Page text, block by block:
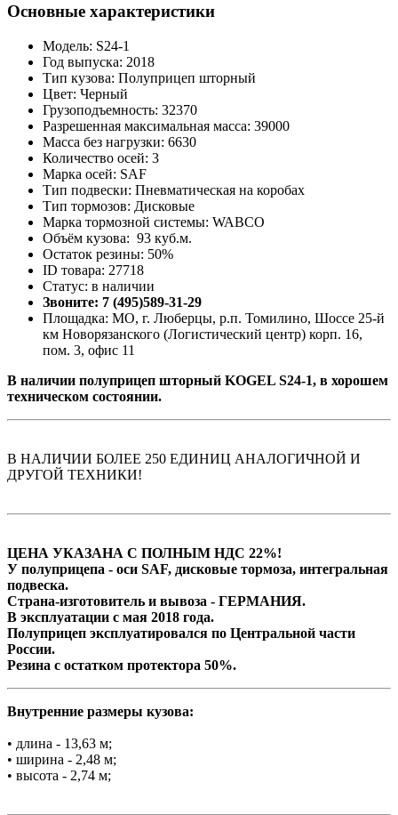
Основные характеристики
Модель: S24-1
Год выпуска: 2018
Тип кузова: Полуприцеп шторный
Цвет: Черный
Грузоподъемность: 32370
Разрешенная максимальная масса: 39000
Масса без нагрузки: 6630
Количество осей: 3
Марка осей: SAF
Тип подвески: Пневматическая на коробах
Тип тормозов: Дисковые
Марка тормозной системы: WABCO
Объём кузова: 93 куб.м.
Остаток резины: 50%
ID товара: 27718
Статус: в наличии
Звоните: 7 (495)589-31-29
Площадка: МО, г. Люберцы, р.п. Томилино, Шоссе 25-й
км Новорязанского (Логистический центр) корп. 16,
пом. 3, офис 11
В наличии полуприцеп шторный KOGEL S24-1, в хорошем
техническом состоянии.
В НАЛИЧИИ БОЛЕЕ 250 ЕДИНИЦ АНАЛОГИЧНОЙ И
ДРУГОЙ ТЕХНИКИ!
ЦЕНА УКАЗАНА С ПОЛНЫМ НДС 22%!
У полуприцепа - оси SAF, дисковые тормоза, интегральная
подвеска.
Страна-изготовитель и вывоза - ГЕРМАНИЯ.
В эксплуатации с мая 2018 года.
Полуприцеп эксплуатировался по Центральной части
Росcии.
Резина с остатком протектора 50%.
Внутренние размеры кузова:
• длина - 13,63 м;
• ширина - 2,48 м;
• высота - 2,74 м;